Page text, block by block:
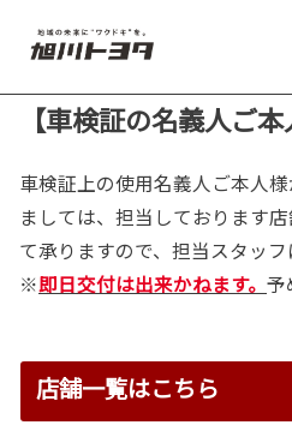
【車検証の名義人ご本
車検証上の使用名義人ご本人
ましては、担当しております
て承りますので、担当スタッフ
※即日交付は出来かねます。 予
店舗一覧はこちら